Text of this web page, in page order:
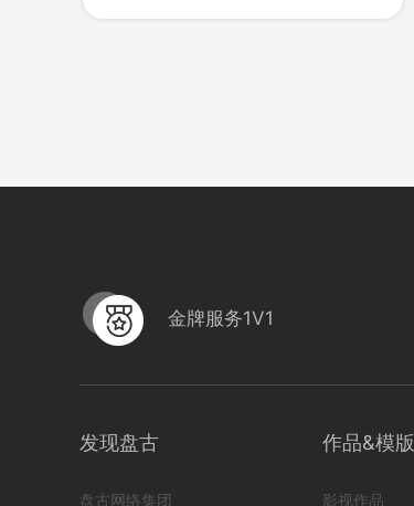
695
金牌服务1V1
发现盘古
盘古网络集团
作品&模版
影视作品